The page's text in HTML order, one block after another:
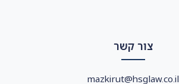
צור קשר
mazkirut@hsglaw.co.il